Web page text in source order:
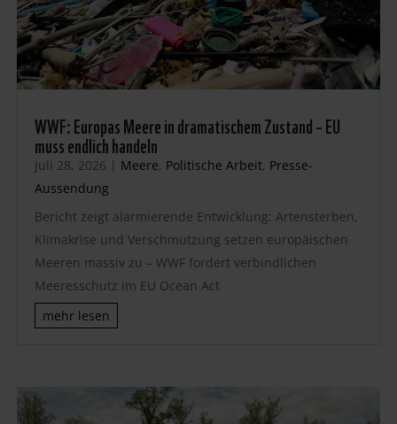
WWF: Europas Meere in dramatischem Zustand – EU
muss endlich handeln
Juli 28, 2026 | Meere, Politische Arbeit, Presse-
Aussendung
Bericht zeigt alarmierende Entwicklung: Artensterben,
Klimakrise und Verschmutzung setzen europäischen
Meeren massiv zu – WWF fordert verbindlichen
Meeresschutz im EU Ocean Act
mehr lesen